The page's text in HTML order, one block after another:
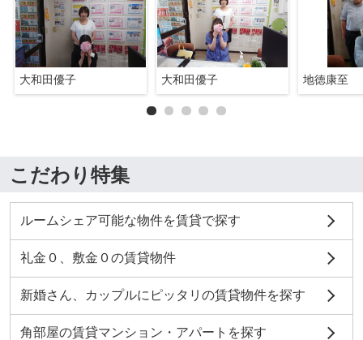
大和田優子 大和田優子 地徳康至
こだわり特集
ルームシェア可能な物件を賃貸で探す
礼金０、敷金０の賃貸物件
新婚さん、カップルにピッタリの賃貸物件を探す
角部屋の賃貸マンション・アパートを探す